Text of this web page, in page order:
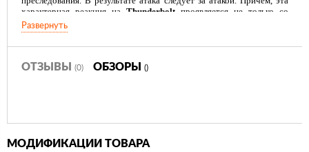
характерная реакция на Thunderbolt проявляется не только со
стороны форели, но и со стороны других пресноводных хищников.
Развернуть
ОТЗЫВЫ (0) ОБЗОРЫ ()
МОДИФИКАЦИИ ТОВАРА